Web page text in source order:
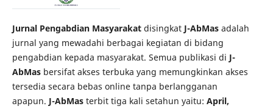
Jurnal Pengabdian Masyarakat disingkat J-AbMasadalah
jurnal yang mewadahi berbagai kegiatan di bidang
pengabdian kepada masyarakat. Semua publikasi di J-
AbMas bersifat akses terbuka yang memungkinkan akses
tersedia secara bebas online tanpa berlangganan
apapun. J-AbMasterbit tiga kali setahun yaitu: April,